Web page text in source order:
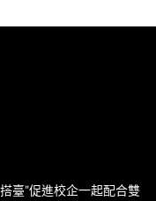
臺”促進校企一起配合雙